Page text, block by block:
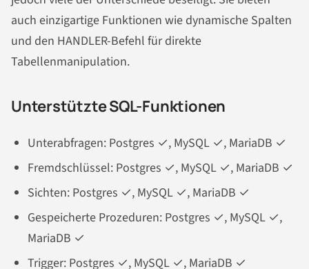
auch einzigartige Funktionen wie dynamische Spalten
und den HANDLER-Befehl für direkte
Tabellenmanipulation.
Unterstützte SQL-Funktionen
Unterabfragen: Postgres ✓, MySQL ✓, MariaDB ✓
Fremdschlüssel: Postgres ✓, MySQL ✓, MariaDB ✓
Sichten: Postgres ✓, MySQL ✓, MariaDB ✓
Gespeicherte Prozeduren: Postgres ✓, MySQL ✓,
MariaDB ✓
Trigger: Postgres ✓, MySQL ✓, MariaDB ✓